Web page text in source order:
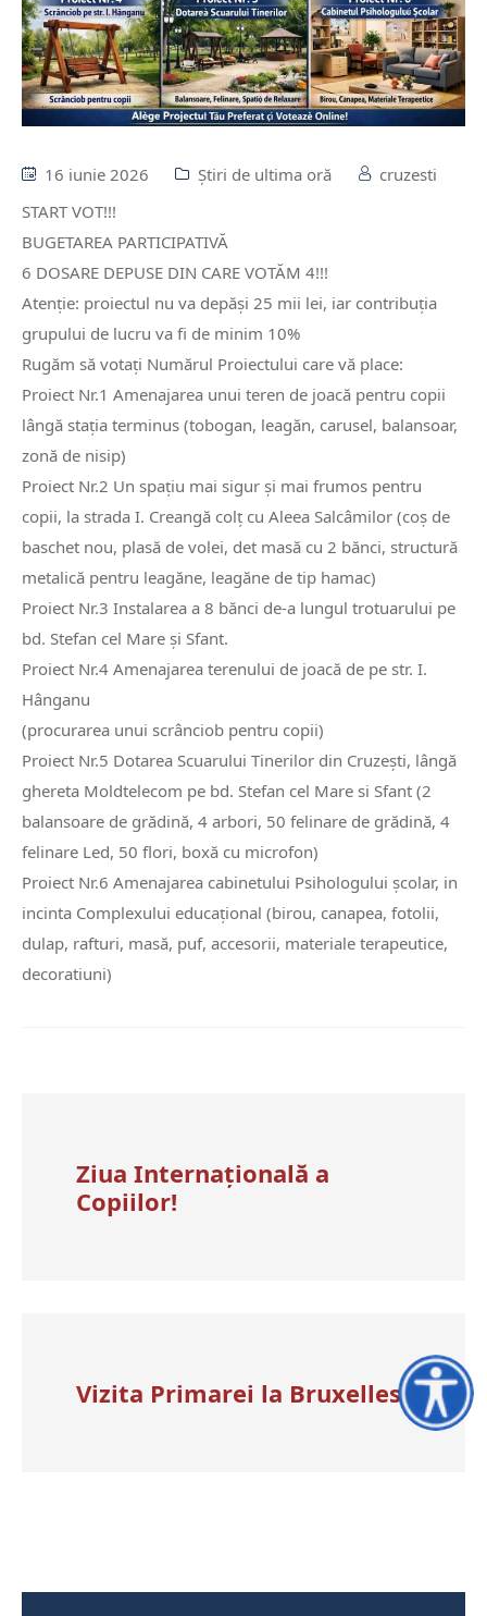
16 iunie 2026 Știri de ultima oră
cruzesti
START VOT!!!
BUGETAREA PARTICIPATIVĂ
6 DOSARE DEPUSE DIN CARE VOTĂM 4!!!
Atenție: proiectul nu va depăși 25 mii lei, iar contribuția
grupului de lucru va fi de minim 10%
Rugăm să votați Numărul Proiectului care vă place:
Proiect Nr.1 Amenajarea unui teren de joacă pentru copii
lângă stația terminus (tobogan, leagăn, carusel, balansoar,
zonă de nisip)
Proiect Nr.2 Un spațiu mai sigur și mai frumos pentru
copii, la strada I. Creangă colț cu Aleea Salcâmilor (coș de
baschet nou, plasă de volei, det masă cu 2 bănci, structură
metalică pentru leagăne, leagăne de tip hamac)
Proiect Nr.3 Instalarea a 8 bănci de-a lungul trotuarului pe
bd. Stefan cel Mare și Sfant.
Proiect Nr.4 Amenajarea terenului de joacă de pe str. I.
Hânganu
(procurarea unui scrânciob pentru copii)
Proiect Nr.5 Dotarea Scuarului Tinerilor din Cruzești, lângă
ghereta Moldtelecom pe bd. Stefan cel Mare si Sfant (2
balansoare de grădină, 4 arbori, 50 felinare de grădină, 4
felinare Led, 50 flori, boxă cu microfon)
Proiect Nr.6 Amenajarea cabinetului Psihologului școlar, in
incinta Complexului educațional (birou, canapea, fotolii,
dulap, rafturi, masă, puf, accesorii, materiale terapeutice,
decoratiuni)
Ziua Internațională a
Copiilor!
Vizita Primarei la Bruxelles